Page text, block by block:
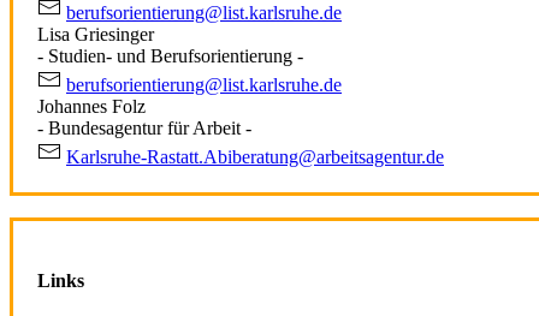
berufsorientierung@list.karlsruhe.de
Lisa Griesinger
- Studien- und Berufsorientierung -
berufsorientierung@list.karlsruhe.de
Johannes Folz
- Bundesagentur für Arbeit -
Karlsruhe-Rastatt.Abiberatung@arbeitsagentur.de
Links